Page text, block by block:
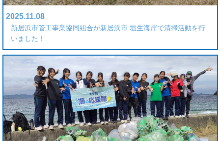
2025.11.08
新居浜市管工事業協同組合が新居浜市 垣生海岸で清掃活動を行
いました！